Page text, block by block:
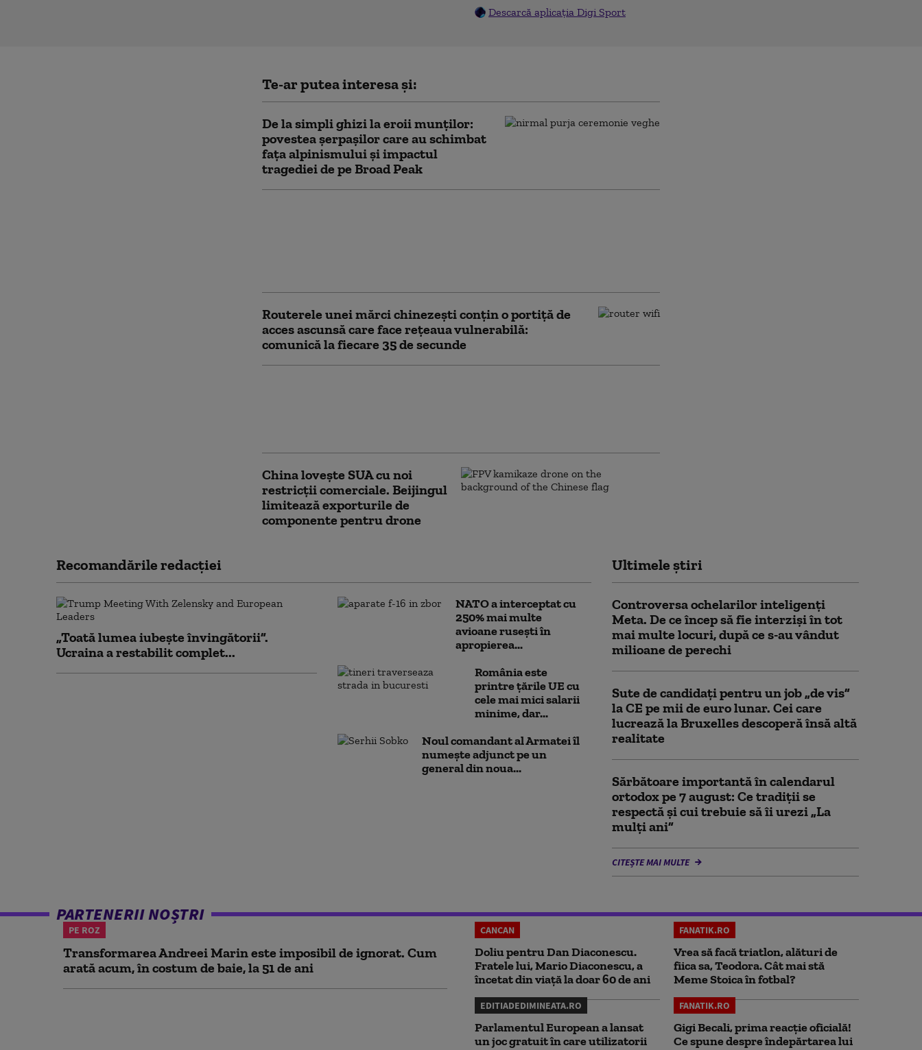
Descarcă aplicația Digi Sport
Te-ar putea interesa și:
De la simpli ghizi la eroii munților:
povestea șerpașilor care au schimbat
fața alpinismului și impactul
tragediei de pe Broad Peak
Routerele unei mărci chinezești conțin o portiță de
acces ascunsă care face rețeaua vulnerabilă:
comunică la fiecare 35 de secunde
China lovește SUA cu noi
restricții comerciale. Beijingul
limitează exporturile de
componente pentru drone
Recomandările redacţiei
„Toată lumea iubește învingătorii”.
Ucraina a restabilit complet...
NATO a interceptat cu
250% mai multe
avioane rusești în
apropierea...
România este
printre țările UE cu
cele mai mici salarii
minime, dar...
Noul comandant al Armatei îl
numește adjunct pe un
general din noua...
Ultimele știri
Controversa ochelarilor inteligenți
Meta. De ce încep să fie interziși în tot
mai multe locuri, după ce s-au vândut
milioane de perechi
Sute de candidați pentru un job „de vis”
la CE pe mii de euro lunar. Cei care
lucrează la Bruxelles descoperă însă altă
realitate
Sărbătoare importantă în calendarul
ortodox pe 7 august: Ce tradiții se
respectă și cui trebuie să îi urezi „La
mulți ani”
CITEȘTE MAI MULTE
PARTENERII NOȘTRI
PE ROZ
Transformarea Andreei Marin este imposibil de ignorat. Cum
arată acum, în costum de baie, la 51 de ani
CANCAN
Doliu pentru Dan Diaconescu.
Fratele lui, Mario Diaconescu, a
încetat din viață la doar 60 de ani
FANATIK.RO
Vrea să facă triatlon, alături de
fiica sa, Teodora. Cât mai stă
Meme Stoica în fotbal?
EDITIADEDIMINEATA.RO
Parlamentul European a lansat
un joc gratuit în care utilizatorii
FANATIK.RO
Gigi Becali, prima reacție oficială!
Ce spune despre îndepărtarea lui